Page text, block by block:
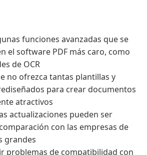
funciones avanzadas que se
el software PDF más caro, como
de OCR
no ofrezca tantas plantillas y
para crear documentos
atractivos
actualizaciones pueden ser
con las empresas de
grandes
problemas de compatibilidad con